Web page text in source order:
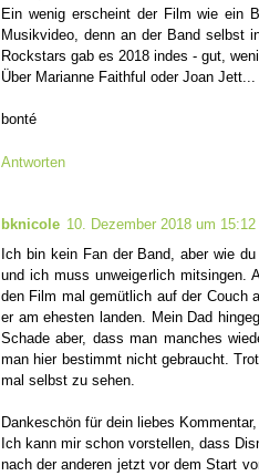
Ein wenig erscheint der Film wie ein
Musikvideo, denn an der Band selbst
Rockstars gab es 2018 indes - gut,
Über Marianne Faithful oder Joan Jett...
bonté
Antworten
bknicole 10. Dezember 2018 um 15:12
Ich bin kein Fan der Band, aber wie
und ich muss unweigerlich mitsingen.
den Film mal gemütlich auf der Couch
er am ehesten landen. Mein Dad
Schade aber, dass man manches
man hier bestimmt nicht gebraucht.
mal selbst zu sehen.
Dankeschön für dein liebes
Ich kann mir schon vorstellen, dass
nach der anderen jetzt vor dem Start